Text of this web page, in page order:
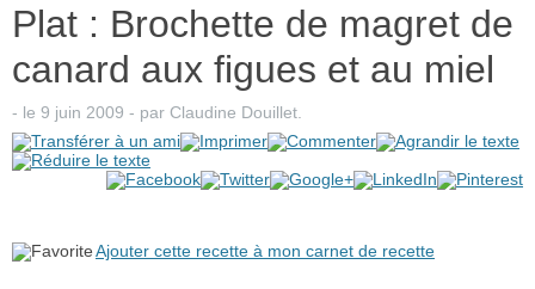
Plat : Brochette de magret de
canard aux figues et au miel
- le 9 juin 2009 - par Claudine Douillet
Ajouter cette recette à mon carnet de recette